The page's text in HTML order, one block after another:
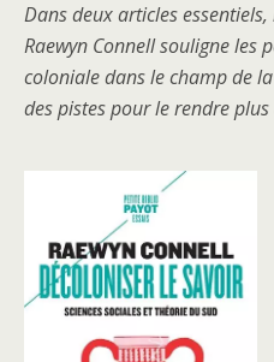
Dans deux articles
Raewyn Connell souligne les
coloniale dans le champ de
des pistes pour le rendre